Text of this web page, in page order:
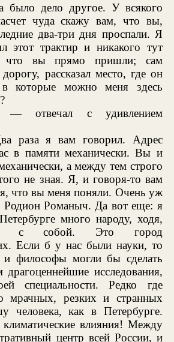
дело другое. У всякого
чуда скажу вам, что вы,
два-три дня проспали. Я
этот трактир и никакого тут
что вы прямо пришли; сам
рассказал место, где он
которые можно меня здесь
отвечал с удивлением
раза я вам говорил. Адрес
в памяти механически. Вы и
а между тем строго
не зная. Я, и говоря-то вам
что вы меня поняли. Очень уж
Родион Романыч. Да вот еще: я
много народу, ходя,
с собой. Это город
Если б у нас были науки, то
философы могли бы сделать
драгоценнейшие исследования,
специальности. Редко где
мрачных, резких и странных
человека, как в Петербурге.
влияния! Между
центр всей России, и